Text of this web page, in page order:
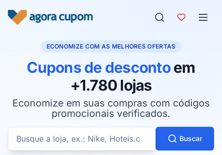
ECONOMIZE COM AS MELHORES OFERTAS
Cupons de descontoem
+1.780 lojas
Economize em suas compras com códigos
promocionais verificados.
Buscar cupons por loja
Buscar